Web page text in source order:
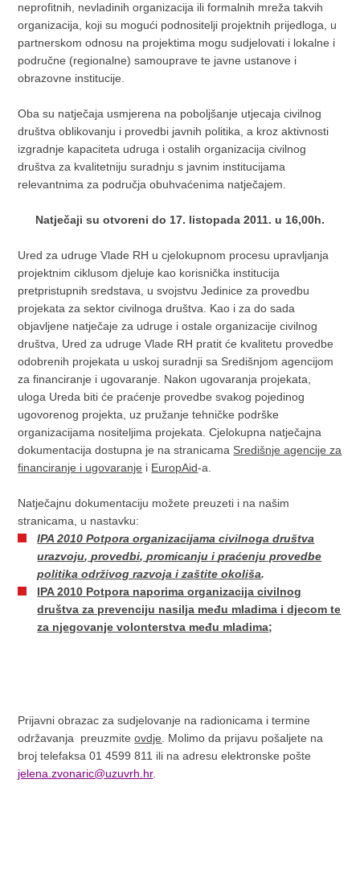
neprofitnih, nevladinih organizacija ili formalnih mreža takvih
organizacija, koji su mogući podnositelji projektnih prijedloga, u
partnerskom odnosu na projektima mogu sudjelovati i lokalne i
područne (regionalne) samouprave te javne ustanove i
obrazovne institucije.
Oba su natječaja usmjerena na poboljšanje utjecaja civilnog
društva oblikovanju i provedbi javnih politika, a kroz aktivnosti
izgradnje kapaciteta udruga i ostalih organizacija civilnog
društva za kvalitetniju suradnju s javnim institucijama
relevantnima za područja obuhvaćenima natječajem.
Natječaji su otvoreni do 17. listopada 2011. u 16,00h.
Ured za udruge Vlade RH u cjelokupnom procesu upravljanja
projektnim ciklusom djeluje kao korisnička institucija
pretpristupnih sredstava, u svojstvu Jedinice za provedbu
projekata za sektor civilnoga društva. Kao i za do sada
objavljene natječaje za udruge i ostale organizacije civilnog
društva, Ured za udruge Vlade RH pratit će kvalitetu provedbe
odobrenih projekata u uskoj suradnji sa Središnjom agencijom
za financiranje i ugovaranje. Nakon ugovaranja projekata,
uloga Ureda biti će praćenje provedbe svakog pojedinog
ugovorenog projekta, uz pružanje tehničke podrške
organizacijama nositeljima projekata. Cjelokupna natječajna
dokumentacija dostupna je na stranicama Središnje agencije za
financiranje i ugovaranje i EuropAid-a.
Natječajnu dokumentaciju možete preuzeti i na našim
stranicama, u nastavku:
IPA 2010Potpora organizacijama civilnoga društva
urazvoju,provedbi,promicanju ipraćenju provedbe
politika održivograzvojai zaštite okoliša.
IPA 2010 Potpora naporima organizacija civilnog
društva za prevenciju nasilja među mladima i djecom te
za njegovanje volonterstva među mladima;
Prijavni obrazac za sudjelovanje na radionicama i termine
održavanja preuzmiteovdje . Molimo da prijavu pošaljete na
broj telefaksa 01 4599 811 ili na adresu elektronske pošte
jelena.zvonaric@uzuvrh.hr.